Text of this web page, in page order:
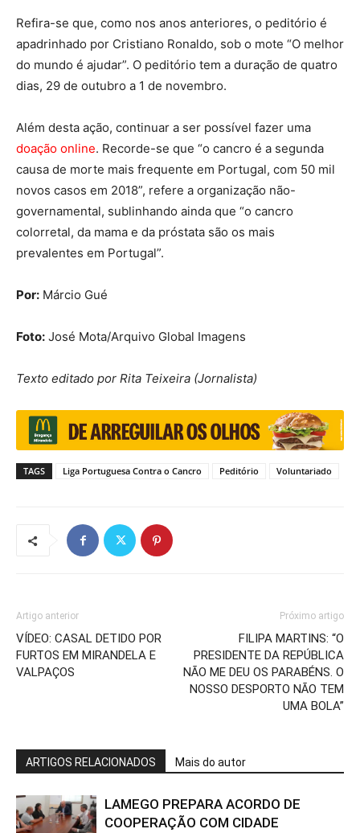
Refira-se que, como nos anos anteriores, o peditório é
apadrinhado por Cristiano Ronaldo, sob o mote “O melhor
do mundo é ajudar”. O peditório tem a duração de quatro
dias, 29 de outubro a 1 de novembro.
Além desta ação, continuar a ser possível fazer uma
doação online. Recorde-se que “o cancro é a segunda
causa de morte mais frequente em Portugal, com 50 mil
novos casos em 2018”, refere a organização não-
governamental, sublinhando ainda que “o cancro
colorretal, da mama e da próstata são os mais
prevalentes em Portugal”.
Por: Márcio Gué
Foto: José Mota/Arquivo Global Imagens
Texto editado por Rita Teixeira (Jornalista)
TAGS Liga Portuguesa Contra o Cancro Peditório Voluntariado
Artigo anterior
VÍDEO: CASAL DETIDO POR
FURTOS EM MIRANDELA E
VALPAÇOS
Próximo artigo
FILIPA MARTINS: “O
PRESIDENTE DA REPÚBLICA
NÃO ME DEU OS PARABÉNS. O
NOSSO DESPORTO NÃO TEM
UMA BOLA”
ARTIGOS RELACIONADOS Mais do autor
LAMEGO PREPARA ACORDO DE
COOPERAÇÃO COM CIDADE